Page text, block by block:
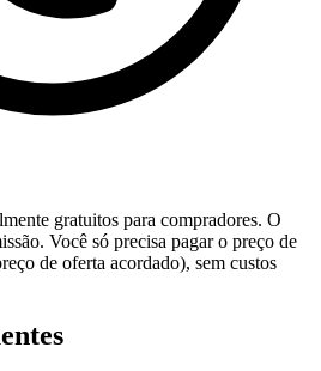
gratuitos para compradores. O
Você só precisa pagar o preço de
de oferta acordado), sem custos